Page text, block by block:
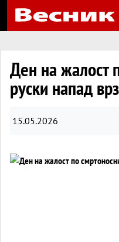
Ден на жалост
руски напад
15.05.2026